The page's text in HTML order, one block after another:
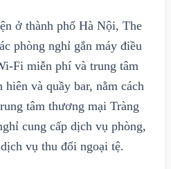
ở thành phố Hà Nội, The
phòng nghỉ gắn máy điều
Fi miễn phí và trung tâm
và quầy bar, nằm cách
tâm thương mại Tràng
cung cấp dịch vụ phòng,
vụ thu đổi ngoại tệ.